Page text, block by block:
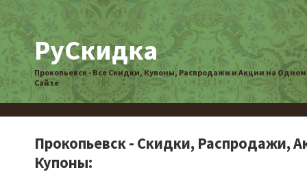
РуСкидка
Прокопьевск - Все Скидки, Купоны, Распродажи и Акции на Одном
Сайте
Прокопьевск - Скидки, Распродажи,
Купоны: